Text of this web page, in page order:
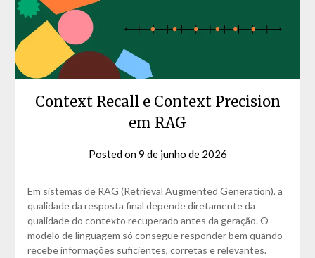
Context Recall e Context Precision
em RAG
Posted on9 de junho de 2026
Matos
Em sistemas de RAG (Retrieval Augmented Generation), a
qualidade da resposta final depende diretamente da
qualidade do contexto recuperado antes da geração. O
modelo de linguagem só consegue responder bem quando
recebe informações suficientes, corretas e relevantes.